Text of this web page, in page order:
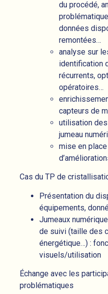
du procédé,
données
remontées…
analyse sur
identification
récurrents,
opératoires…
capteurs de
utilisation
jumeau
mise en
Cas du TP de
Présentation du
équipements,
Jumeaux
de suivi (taille des
énergétique…) :
visuels/utilisation
Échange avec les
problématiques